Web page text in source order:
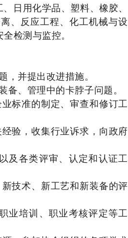
日用化学品、塑料、橡胶、
、反应工程、化工机械与设
检测与监控。
，并提出改进措施。
备、管理中的卡脖子问题。
标准的制定、审查和修订工
验，收集行业诉求，向政府
及各类评审、认定和认证工
技术、新工艺和新装备的评
业培训、职业考核评定等工